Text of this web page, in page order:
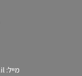
מייל: hai_ad@netvision.net.il